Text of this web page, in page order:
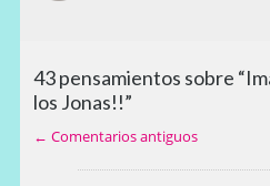
43 pensamientos sobre
los Jonas!!”
← Comentarios antiguos